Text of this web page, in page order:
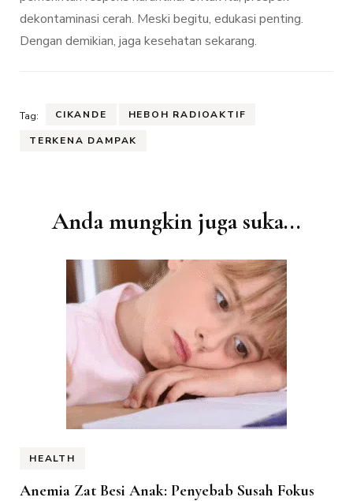
dekontaminasi cerah. Meski begitu, edukasi penting.
Dengan demikian, jaga kesehatan sekarang.
Tag: CIKANDE HEBOH RADIOAKTIF
TERKENA DAMPAK
Navigasi
Anda mungkin juga suka...
HEALTH
Anemia Zat Besi Anak: Penyebab Susah Fokus